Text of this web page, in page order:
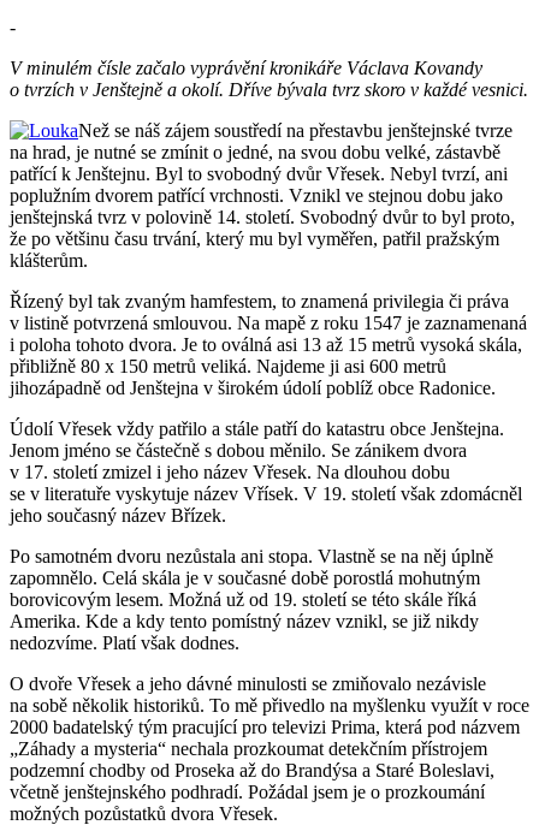
-
V minulém čísle začalo vyprávění kronikáře Václava Kovandy
o tvrzích v Jenštejně a okolí. Dříve bývala tvrz skoro v každé vesnici.
Než se náš zájem soustředí na přestavbu jenštejnské tvrze
na hrad, je nutné se zmínit o jedné, na svou dobu velké, zástavbě
patřící k Jenštejnu. Byl to svobodný dvůr Vřesek. Nebyl tvrzí, ani
poplužním dvorem patřící vrchnosti. Vznikl ve stejnou dobu jako
jenštejnská tvrz v polovině 14. století. Svobodný dvůr to byl proto,
že po většinu času trvání, který mu byl vyměřen, patřil pražským
klášterům.
Řízený byl tak zvaným hamfestem, to znamená privilegia či práva
v listině potvrzená smlouvou. Na mapě z roku 1547 je zaznamenaná
i poloha tohoto dvora. Je to oválná asi 13 až 15 metrů vysoká skála,
přibližně 80 x 150 metrů veliká. Najdeme ji asi 600 metrů
jihozápadně od Jenštejna v širokém údolí poblíž obce Radonice.
Údolí Vřesek vždy patřilo a stále patří do katastru obce Jenštejna.
Jenom jméno se částečně s dobou měnilo. Se zánikem dvora
v 17. století zmizel i jeho název Vřesek. Na dlouhou dobu
se v literatuře vyskytuje název Vřísek. V 19. století však zdomácněl
jeho současný název Břízek.
Po samotném dvoru nezůstala ani stopa. Vlastně se na něj úplně
zapomnělo. Celá skála je v současné době porostlá mohutným
borovicovým lesem. Možná už od 19. století se této skále říká
Amerika. Kde a kdy tento pomístný název vznikl, se již nikdy
nedozvíme. Platí však dodnes.
O dvoře Vřesek a jeho dávné minulosti se zmiňovalo nezávisle
na sobě několik historiků. To mě přivedlo na myšlenku využít v roce
2000 badatelský tým pracující pro televizi Prima, která pod názvem
„Záhady a mysteria“ nechala prozkoumat detekčním přístrojem
podzemní chodby od Proseka až do Brandýsa a Staré Boleslavi,
včetně jenštejnského podhradí. Požádal jsem je o prozkoumání
možných pozůstatků dvora Vřesek.